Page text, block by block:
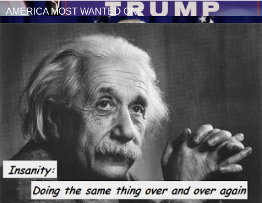
AMERICA MOST WANTED ONE